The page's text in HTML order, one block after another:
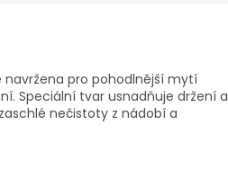
pro pohodlnější mytí
Speciální tvar usnadňuje držení a
nečistoty z nádobí a